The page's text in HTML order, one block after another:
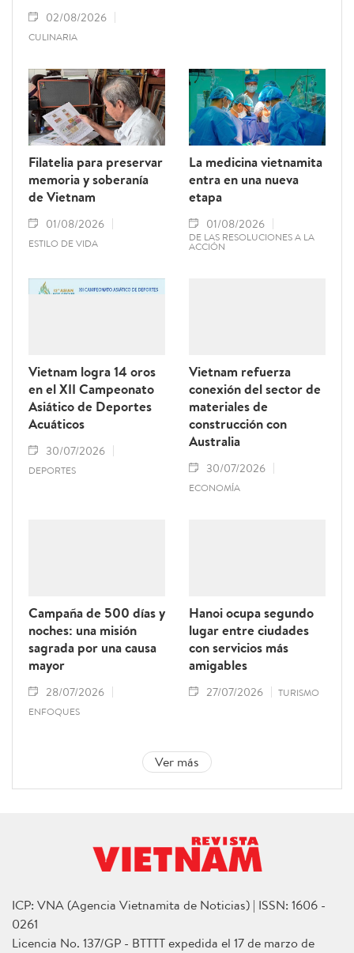
02/08/2026
CULINARIA
Filatelia para preservar
memoria y soberanía
de Vietnam
01/08/2026
ESTILO DE VIDA
La medicina vietnamita
entra en una nueva
etapa
01/08/2026
DE LAS RESOLUCIONES A LA
ACCIÓN
Vietnam logra 14 oros
en el XII Campeonato
Asiático de Deportes
Acuáticos
30/07/2026
DEPORTES
Vietnam refuerza
conexión del sector de
materiales de
construcción con
Australia
30/07/2026
ECONOMÍA
Campaña de 500 días y
noches: una misión
sagrada por una causa
mayor
28/07/2026
ENFOQUES
Hanoi ocupa segundo
lugar entre ciudades
con servicios más
amigables
27/07/2026 TURISMO
Ver más
ICP: VNA (Agencia Vietnamita de Noticias) | ISSN: 1606 -
0261
Licencia No. 137/GP - BTTTT expedida el 17 de marzo de